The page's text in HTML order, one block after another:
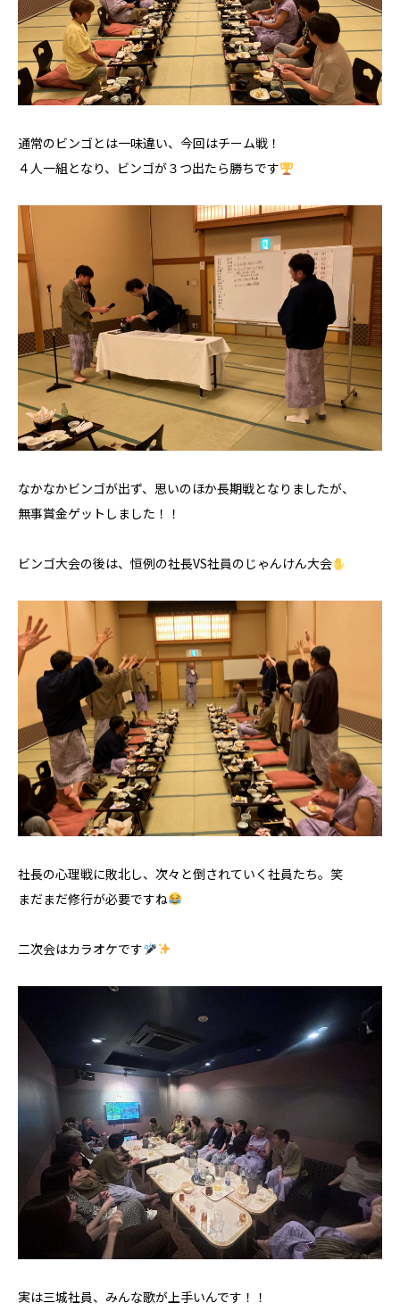
通常のビンゴとは一味違い、今回はチーム戦！
４人一組となり、ビンゴが３つ出たら勝ちです
なかなかビンゴが出ず、思いのほか長期戦となりましたが、
無事賞金ゲットしました！！
ビンゴ大会の後は、恒例の社長VS社員のじゃんけん大会
社長の心理戦に敗北し、次々と倒されていく社員たち。笑
まだまだ修行が必要ですね
二次会はカラオケです
実は三城社員、みんな歌が上手いんです！！